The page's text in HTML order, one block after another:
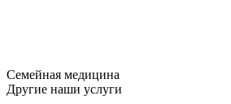
Семейная медицина
Другие наши услуги